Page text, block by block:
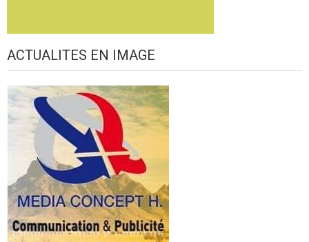
ACTUALITES EN IMAGE